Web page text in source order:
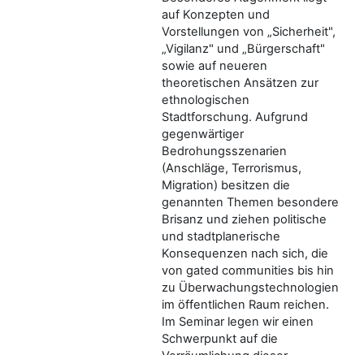
auf Konzepten und
Vorstellungen von „Sicherheit",
„Vigilanz" und „Bürgerschaft"
sowie auf neueren
theoretischen Ansätzen zur
ethnologischen
Stadtforschung. Aufgrund
gegenwärtiger
Bedrohungsszenarien
(Anschläge, Terrorismus,
Migration) besitzen die
genannten Themen besondere
Brisanz und ziehen politische
und stadtplanerische
Konsequenzen nach sich, die
von gated communities bis hin
zu Überwachungstechnologien
im öffentlichen Raum reichen.
Im Seminar legen wir einen
Schwerpunkt auf die